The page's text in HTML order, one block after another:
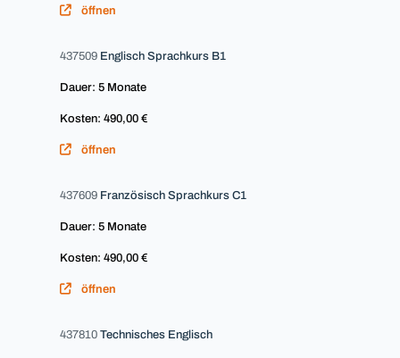
öffnen
437509 Englisch Sprachkurs B1
Dauer: 5 Monate
Kosten: 490,00 €
öffnen
437609 Französisch Sprachkurs C1
Dauer: 5 Monate
Kosten: 490,00 €
öffnen
437810 Technisches Englisch